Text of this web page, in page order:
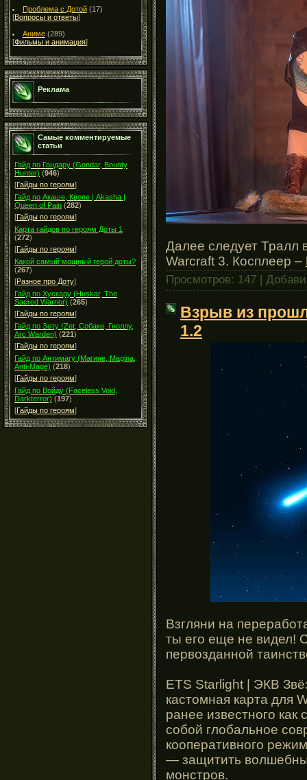
Проблема с Дотой (17)
[Вопросы и ответы]
Аниме (289)
[Фильмы и анимация]
Реклама
Самые комментируемые
статьи
Гайд по Гондару (Gondar, Bounty
Hunter) (946)
[Гайды по героям]
Гайд по Акаше, Квопе | Akasha |
Queen of Pain (282)
[Гайды по героям]
Карта гайдов по героям Доты 1
(272)
[Гайды по героям]
Какой самый мощный герой доты?
(267)
[Разное про Доту]
Гайд по Хускару (Huskar, The
Sacred Warrior) (265)
[Гайды по героям]
Гайд по Зету (Zet, Собаке, Гноллу,
Arc Warden) (221)
[Гайды по героям]
Гайд по Антимагу (Магине, Magina,
Anti-Mage) (218)
[Гайды по героям]
Гайд по Войду (Faceless Void,
Darkterror) (197)
[Гайды по героям]
Далее следует Тралл
Warcraft 3. Косплеер –
Просмотров: 147 |
Взрыв из
1.2
Взгляни на
ты его еще не видел!
первозданной
ETS Starlight | ЭКВ
кастомная карта для
ранее известного как
собой глобальное
кооперативного
— защитить
монстров.